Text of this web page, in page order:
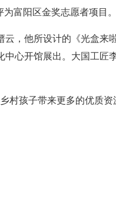
富阳区金奖志愿者项目。
，他所设计的《光盒
中心开馆展出。大国工
村孩子带来更多的优质